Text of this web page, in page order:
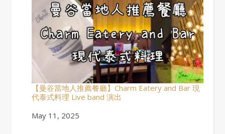
【曼谷當地人推薦餐廳】Charm Eatery and Bar 現
代泰式料理 Live band 演出
Date
May 11, 2025